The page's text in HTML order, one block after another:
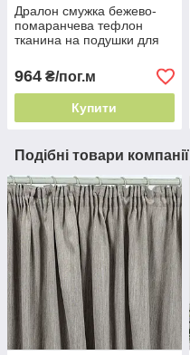
Дралон смужка бежево-
помаранчева тефлон
тканина на подушки для
чохлів на садові
964 ₴/пог.м
Купити
Подібні товари компанії